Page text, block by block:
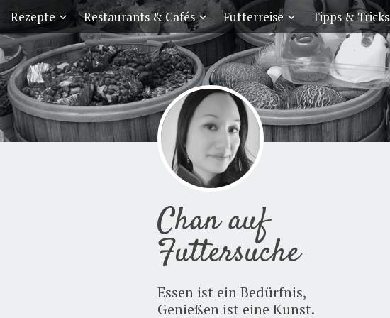
Rezepte Restaurants & Cafés Futterreise Tipps & Tricks
Chan auf
Futtersuche
Essen ist ein Bedürfnis,
Genießen ist eine Kunst.